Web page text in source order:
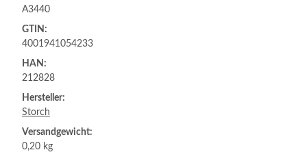
A3440
GTIN:
4001941054233
HAN:
212828
Hersteller:
Storch
Versandgewicht:
0,20 kg